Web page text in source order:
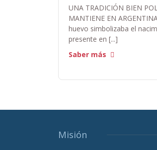
UNA TRADICIÓN BIEN
MANTIENE EN
huevo simbolizaba el
presente en [...]
Saber más
Misión